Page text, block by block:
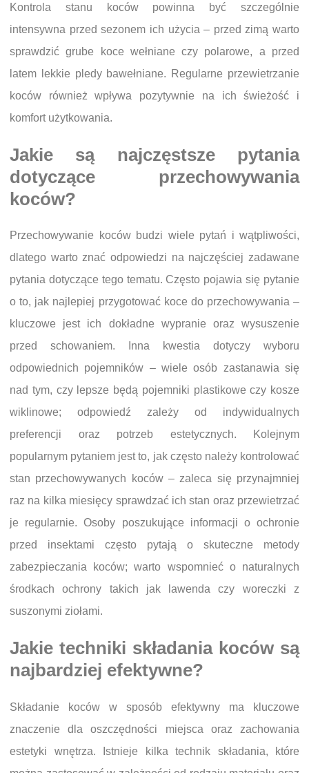
Kontrola stanu koców powinna być szczególnie
intensywna przed sezonem ich użycia – przed zimą warto
sprawdzić grube koce wełniane czy polarowe, a przed
latem lekkie pledy bawełniane. Regularne przewietrzanie
koców również wpływa pozytywnie na ich świeżość i
komfort użytkowania.
Jakie są najczęstsze pytania
dotyczące przechowywania
koców?
Przechowywanie koców budzi wiele pytań i wątpliwości,
dlatego warto znać odpowiedzi na najczęściej zadawane
pytania dotyczące tego tematu. Często pojawia się pytanie
o to, jak najlepiej przygotować koce do przechowywania –
kluczowe jest ich dokładne wypranie oraz wysuszenie
przed schowaniem. Inna kwestia dotyczy wyboru
odpowiednich pojemników – wiele osób zastanawia się
nad tym, czy lepsze będą pojemniki plastikowe czy kosze
wiklinowe; odpowiedź zależy od indywidualnych
preferencji oraz potrzeb estetycznych. Kolejnym
popularnym pytaniem jest to, jak często należy kontrolować
stan przechowywanych koców – zaleca się przynajmniej
raz na kilka miesięcy sprawdzać ich stan oraz przewietrzać
je regularnie. Osoby poszukujące informacji o ochronie
przed insektami często pytają o skuteczne metody
zabezpieczania koców; warto wspomnieć o naturalnych
środkach ochrony takich jak lawenda czy woreczki z
suszonymi ziołami.
Jakie techniki składania koców są
najbardziej efektywne?
Składanie koców w sposób efektywny ma kluczowe
znaczenie dla oszczędności miejsca oraz zachowania
estetyki wnętrza. Istnieje kilka technik składania, które